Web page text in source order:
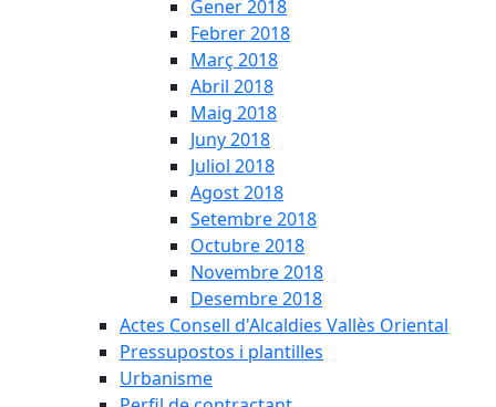
Gener 2018
Febrer 2018
Març 2018
Abril 2018
Maig 2018
Juny 2018
Juliol 2018
Agost 2018
Setembre 2018
Octubre 2018
Novembre 2018
Desembre 2018
Actes Consell d'Alcaldies Vallès Oriental
Pressupostos i plantilles
Urbanisme